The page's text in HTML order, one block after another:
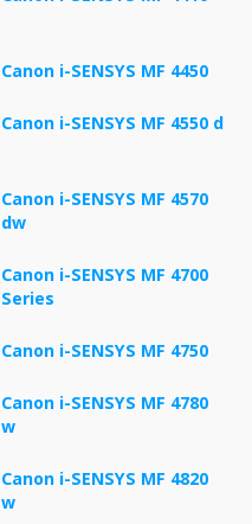
Canon i-SENSYS MF 4450
Canon i-SENSYS MF 4550 d
Canon i-SENSYS MF 4570
dw
Canon i-SENSYS MF 4700
Series
Canon i-SENSYS MF 4750
Canon i-SENSYS MF 4780
w
Canon i-SENSYS MF 4820
w